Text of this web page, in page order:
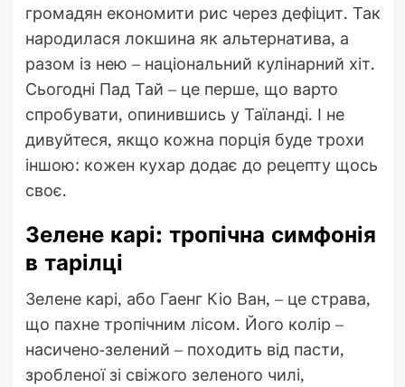
громадян економити рис через дефіцит. Так
народилася локшина як альтернатива, а
разом із нею – національний кулінарний хіт.
Сьогодні Пад Тай – це перше, що варто
спробувати, опинившись у Таїланді. І не
дивуйтеся, якщо кожна порція буде трохи
іншою: кожен кухар додає до рецепту щось
своє.
Зелене карі: тропічна симфонія
в тарілці
Зелене карі, або Гаенг Кіо Ван, – це страва,
що пахне тропічним лісом. Його колір –
насичено-зелений – походить від пасти,
зробленої зі свіжого зеленого чилі,